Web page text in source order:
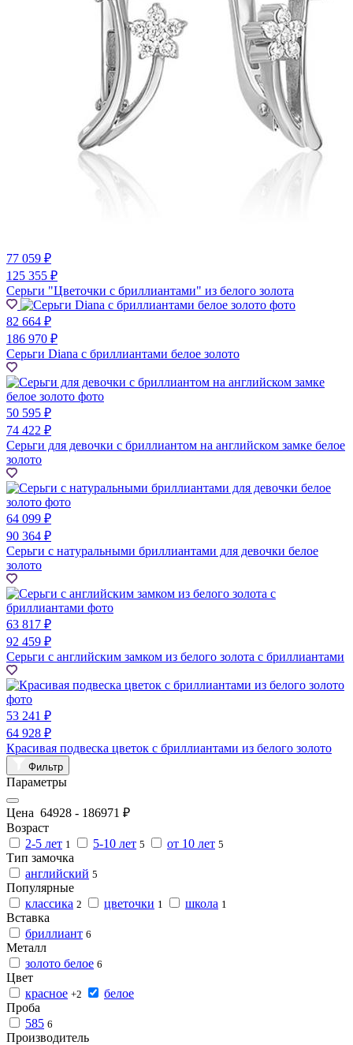
77 059 ₽
125 355 ₽
Серьги "Цветочки с бриллиантами" из белого золота
82 664 ₽
186 970 ₽
Серьги Diana с бриллиантами белое золото
50 595 ₽
74 422 ₽
Серьги для девочки с бриллиантом на английском замке белое
золото
64 099 ₽
90 364 ₽
Серьги с натуральными бриллиантами для девочки белое
золото
63 817 ₽
92 459 ₽
Серьги с английским замком из белого золота с бриллиантами
53 241 ₽
64 928 ₽
Красивая подвеска цветок с бриллиантами из белого золото
Фильтр
Параметры
Цена 64928 - 186971 ₽
Возраст
2-5 лет 1 5-10 лет 5 от 10 лет 5
Тип замочка
английский 5
Популярные
классика 2 цветочки 1 школа 1
Вставка
бриллиант 6
Металл
золото белое 6
Цвет
красное +2
белое
Проба
585 6
Производитель